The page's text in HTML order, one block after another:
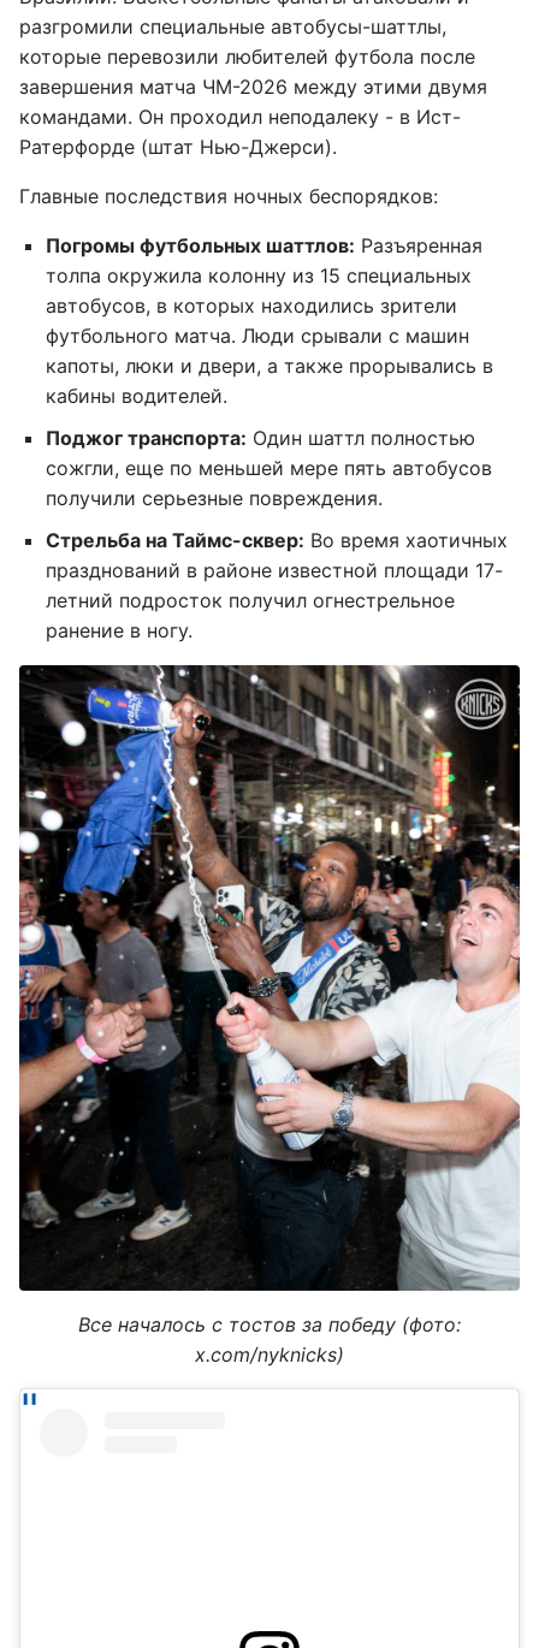
разгромили специальные автобусы-шаттлы,
которые перевозили любителей футбола после
завершения матча ЧМ-2026 между этими двумя
командами. Он проходил неподалеку - в Ист-
Ратерфорде (штат Нью-Джерси).
Главные последствия ночных беспорядков:
Погромы футбольных шаттлов: Разъяренная
толпа окружила колонну из 15 специальных
автобусов, в которых находились зрители
футбольного матча. Люди срывали с машин
капоты, люки и двери, а также прорывались в
кабины водителей.
Поджог транспорта: Один шаттл полностью
сожгли, еще по меньшей мере пять автобусов
получили серьезные повреждения.
Стрельба на Таймс-сквер: Во время хаотичных
празднований в районе известной площади 17-
летний подросток получил огнестрельное
ранение в ногу.
Все началось с тостов за победу (фото:
x.com/nyknicks)